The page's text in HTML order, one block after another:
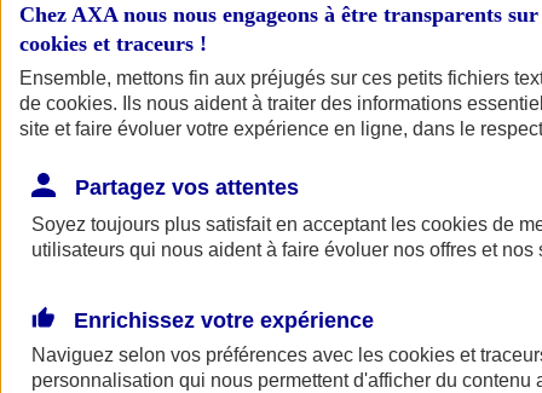
Chez AXA nous nous engageons à être transparents
cookies et traceurs !
Ensemble, mettons fin aux préjugés sur ces petits fichiers
de cookies. Ils nous aident à traiter des informations
site et faire évoluer votre expérience en ligne, dans le
Partagez vos attentes
Soyez toujours plus satisfait en acceptant les cookies de
utilisateurs qui nous aident à faire évoluer nos offres et nos
Enrichissez votre expérience
Naviguez selon vos préférences avec les cookies et
personnalisation qui nous permettent d'afficher du contenu